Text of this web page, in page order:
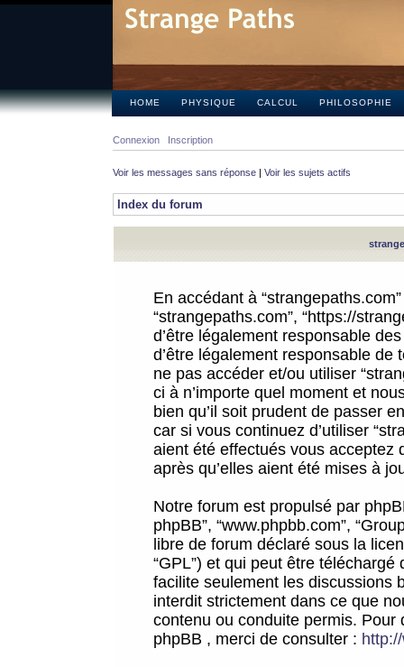
HOME PHYSIQUE CALCUL PHILOSOPHIE
Connexion Inscription
Voir les messages sans réponse | Voir les sujets actifs
Index du forum
En accédant à
“strangepaths.com”, “https://
d’être légalement responsable
d’être légalement responsable
ne pas accéder et/ou utiliser
ci à n’importe quel moment et
bien qu’il soit prudent de passer
car si vous continuez d’utiliser
aient été effectués vous acceptez
après qu’elles aient été mises à
Notre forum est propulsé par
phpBB”, “www.phpbb.com”,
libre de forum déclaré sous la
“GPL”) et qui peut être téléchargé
facilite seulement les discussions
interdit strictement dans ce que
contenu ou conduite permis.
phpBB , merci de consulter :